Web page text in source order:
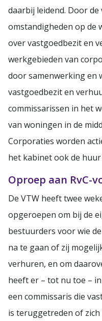
daarbij leidend. Door
omstandigheden op de
over vastgoedbezit en
werkgebieden van
door samenwerking en
vastgoedbezit en
commissarissen in het
van woningen in de
Corporaties worden
het kabinet ook de
Oproep aan RvC-
De VTW heeft twee
opgeroepen om bij de
bestuurders voor wie
na te gaan of zij
verhuren, en om
heeft er – tot nu toe –
een commissaris die
is teruggetreden of